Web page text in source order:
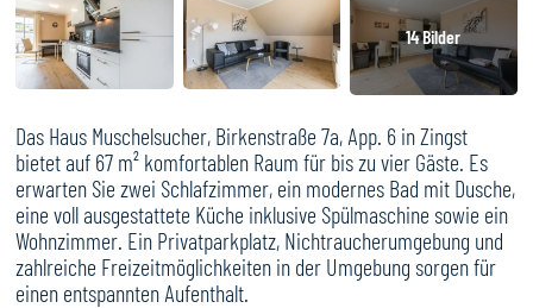
14Bilder
Das Haus Muschelsucher, Birkenstraße 7a, App. 6 in Zingst
bietet auf 67 m² komfortablen Raum für bis zu vier Gäste. Es
erwarten Sie zwei Schlafzimmer, ein modernes Bad mit Dusche,
eine voll ausgestattete Küche inklusive Spülmaschine sowie ein
Wohnzimmer. Ein Privatparkplatz, Nichtraucherumgebung und
zahlreiche Freizeitmöglichkeiten in der Umgebung sorgen für
einen entspannten Aufenthalt.